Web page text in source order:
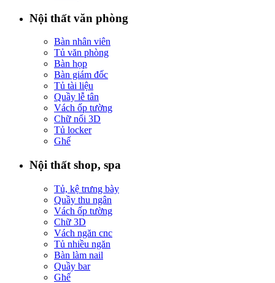
Nội thất văn phòng
Bàn nhân viên
Tủ văn phòng
Bàn họp
Bàn giám đốc
Tủ tài liệu
Quầy lễ tân
Vách ốp tường
Chữ nổi 3D
Tủ locker
Ghế
Nội thất shop, spa
Tủ, kệ trưng bày
Quầy thu ngân
Vách ốp tường
Chữ 3D
Vách ngăn cnc
Tủ nhiều ngăn
Bàn làm nail
Quầy bar
Ghế